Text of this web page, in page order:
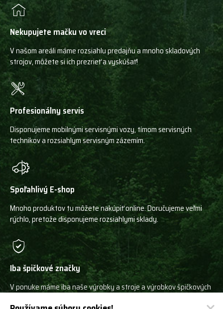
Nekupujete mačku vo vreci
V našom areáli máme rozsiahlu predajňu a mnoho skladových
strojov, môžete si ich prezrieť a vyskúšať!
Profesionálny servis
Disponujeme mobilnými servisnými vozy, tímom servisných
technikov a rozsiahlym servisným zázemím.
Spoľahlivý E-shop
Mnoho produktov tu môžete nakúpiť online. Doručujeme veľmi
rýchlo, pretože disponujeme rozsiahlymi sklady.
Iba špičkové značky
V ponuke máme iba naše výrobky a stroje a výrobkov špičkových